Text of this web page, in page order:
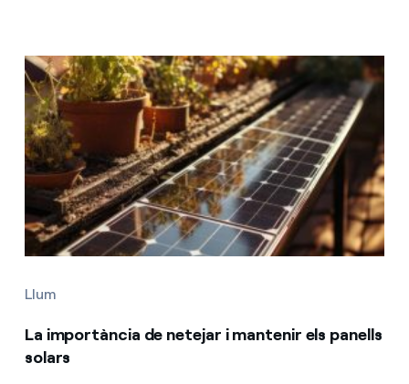
Llum
La importància de netejar i mantenir els panells
solars